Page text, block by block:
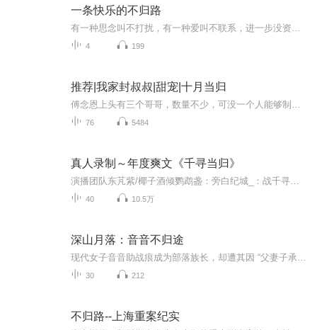
一条快乐的不归路
4 199
推荐|我家封叔叔|甜宠|十月当归
76 5484
真人录制～年度爽文《千寻当归》
40 10.5万
深山月落：音音不归途
30 212
不归路--上海重案纪实